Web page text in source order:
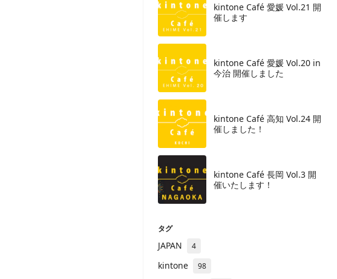
kintone Café 愛媛 Vol.21 開
催します
kintone Café 愛媛 Vol.20 in
今治 開催しました
kintone Café 高知 Vol.24 開
催しました！
kintone Café 長岡 Vol.3 開
催いたします！
タグ
JAPAN 4
kintone 98